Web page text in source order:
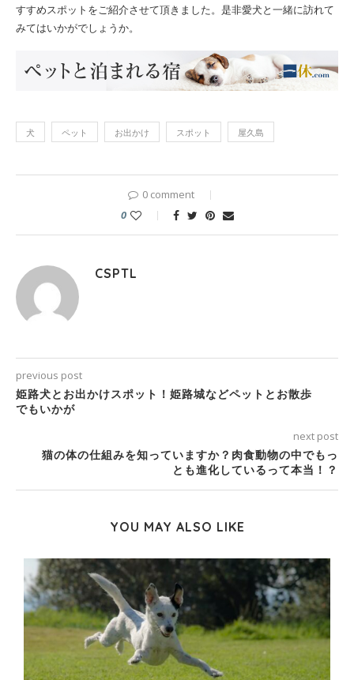
すすめスポットをご紹介させて頂きました。是非愛犬と一緒に訪れて
みてはいかがでしょうか。
犬 ペット お出かけ スポット 屋久島
0 comment
0
CSPTL
previous post
姫路犬とお出かけスポット！姫路城などペットとお散歩
でもいかが
next post
猫の体の仕組みを知っていますか？肉食動物の中でもっ
とも進化しているって本当！？
YOU MAY ALSO LIKE